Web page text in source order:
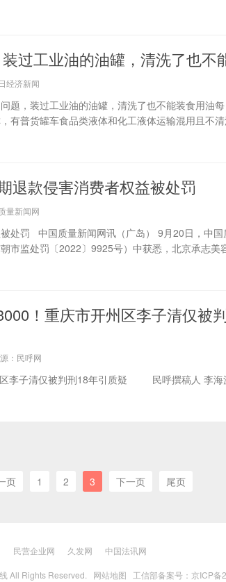
过工业油的油罐，清洗了也不
经济新闻
题，装过工业油的油罐，清洗了也不能装食用油
有普货罐车食品类液体和化工液体运输混用且不清
退款侵害消费者权益被处罚
量新闻网
处罚 中国质量新闻网讯（广岛） 9月20日，中
市监处罚〔2022〕9925号）中获悉，北京承志美容
！重庆市开州区李子清仅被
：民呼网
区李子清仅被判刑18年引质疑 民呼撰稿人
页 1 2 3 下一页 尾页
民营企业网 久发网 中国法讯网
All Rights Reserved. 网站地图 工信部备案号：京ICP